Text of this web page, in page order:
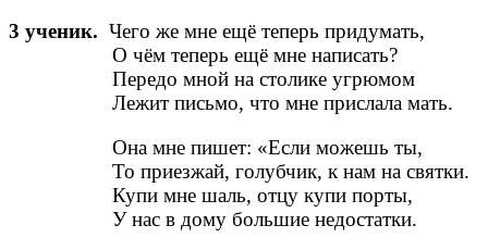
3 ученик. Чего же мне ещё теперь придумать,
О чём теперь ещё мне написать?
Передо мной на столике угрюмом
Лежит письмо, что мне прислала мать.
Она мне пишет: «Если можешь ты,
То приезжай, голубчик, к нам на святки.
Купи мне шаль, отцу купи порты,
У нас в дому большие недостатки.